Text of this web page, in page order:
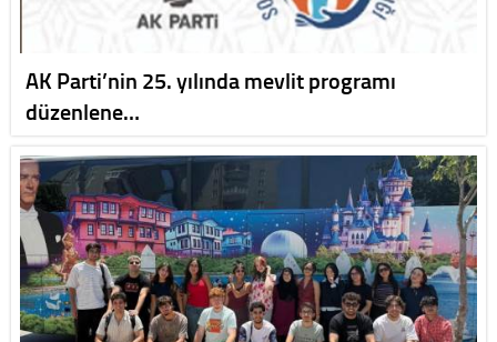
AK Parti’nin 25. yılında mevlit programı
düzenlene…